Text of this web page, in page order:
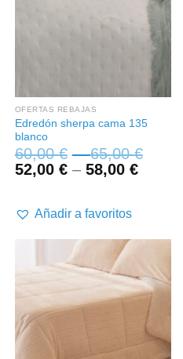
OFERTAS REBAJAS
Edredón sherpa cama 135
blanco
60,00€ –65,00€
52,00 €– 58,00 €
Añadir a favoritos